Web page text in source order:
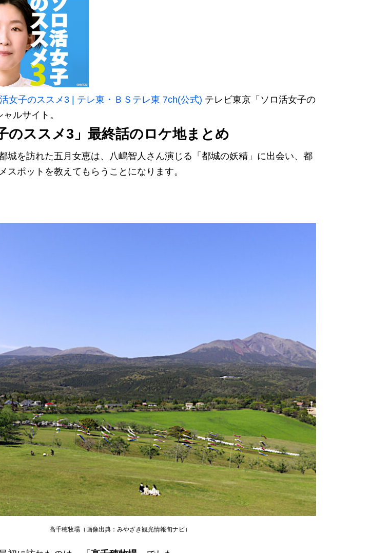
女子のススメ3 | テレ東・ＢＳテレ東 7ch(公式) テレビ東京「ソロ活女子の
ルサイト。
のススメ3」最終話のロケ地まとめ
城を訪れた五月女恵は、八嶋智人さん演じる「都城の妖精」に出会い、都
スポットを教えてもらうことになります。
高千穂牧場（画像出典：みやざき観光情報旬ナビ）